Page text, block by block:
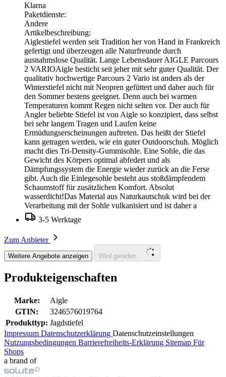
Klarna
Paketdienste:
Andere
Artikelbeschreibung:
Aiglestiefel werden seit Tradition her von Hand in Frankreich
gefertigt und überzeugen alle Naturfreunde durch
ausnahmslose Qualität. Lange Lebensdauer AIGLE Parcours
2 VARIOAigle besticht seit jeher mit sehr guter Qualität. Der
qualitativ hochwertige Parcours 2 Vario ist anders als der
Winterstiefel nicht mit Neopren gefüttert und daher auch für
den Sommer bestens geeignet. Denn auch bei warmen
Temperaturen kommt Regen nicht selten vor. Der auch für
Angler beliebte Stiefel ist von Aigle so konzipiert, dass selbst
bei sehr langem Tragen und Laufen keine
Ermüdungserscheinungen auftreten. Das heißt der Stiefel
kann getragen werden, wie ein guter Outdoorschuh. Möglich
macht dies Tri-Density-Gummisohle. Eine Sohle, die das
Gewicht des Körpers optimal abfedert und als
Dämpfungssystem die Energie wieder zurück an die Ferse
gibt. Auch die Einlegesohle besteht aus stoßdämpfendem
Schaumstoff für zusätzlichen Komfort. Absolut
wasserdicht!Das Material aus Naturkautschuk wird bei der
Verarbeitung mit der Sohle vulkanisiert und ist daher a
3-5 Werktage
Zum Anbieter
Weitere Angebote anzeigen Wird geladen...
Produkteigenschaften
Marke:
Aigle
GTIN:
3246576019764
Produkttyp: Jagdstiefel
Impressum Datenschutzerklärung Datenschutzeinstellungen
Nutzungsbedingungen Barrierefreiheits-Erklärung Sitemap Für
Shops
a brand of